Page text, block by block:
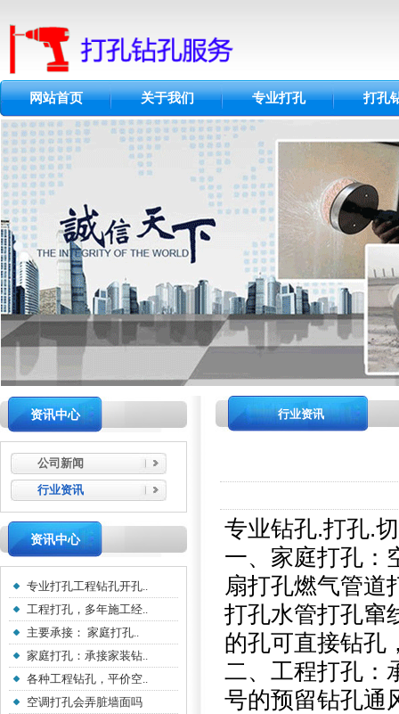
网站首页 关于我们 专业打孔 打孔
资讯中心
公司新闻
行业资讯
资讯中心
专业打孔工程钻孔开孔..
工程打孔，多年施工经..
主要承接： 家庭打孔..
家庭打孔：承接家装钻..
各种工程钻孔，平价空..
空调打孔会弄脏墙面吗
行业资讯
专业钻孔.打孔.
一、家庭打孔：
扇打孔燃气管道
打孔水管打孔窜
的孔可直接钻孔
二、工程打孔：
号的预留钻孔通